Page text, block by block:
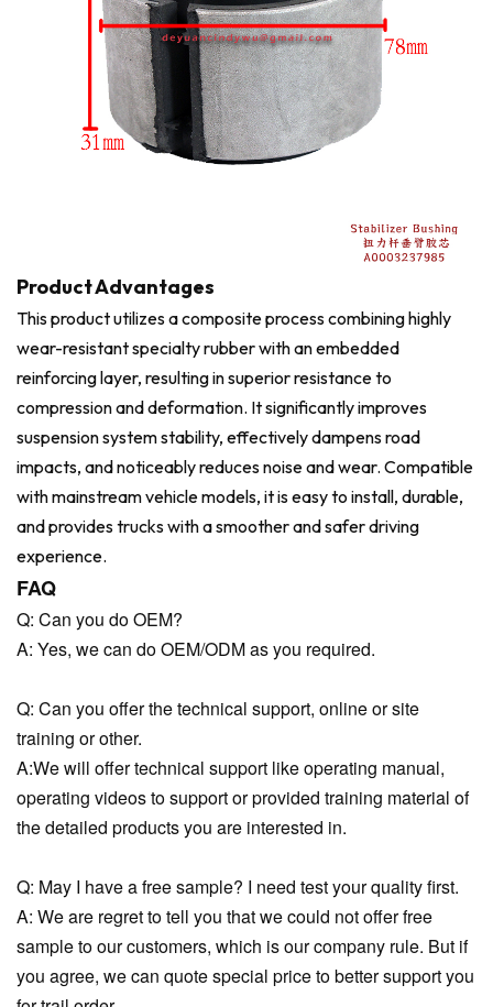
Product Advantages
This product utilizes a composite process combining highly
wear-resistant specialty rubber with an embedded
reinforcing layer, resulting in superior resistance to
compression and deformation. It significantly improves
suspension system stability, effectively dampens road
impacts, and noticeably reduces noise and wear. Compatible
with mainstream vehicle models, it is easy to install, durable,
and provides trucks with a smoother and safer driving
experience.
FAQ
Q: Can you do OEM?
A: Yes, we can do OEM/ODM as you required.
Q: Can you offer the technical support, online or site
training or other.
A:We will offer technical support like operating manual,
operating videos to support or provided training material of
the detailed products you are interested in.
Q: May I have a free sample? I need test your quality first.
A: We are regret to tell you that we could not offer free
sample to our customers, which is our company rule. But if
you agree, we can quote special price to better support you